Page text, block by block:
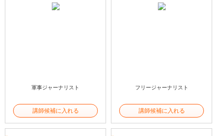
軍事ジャーナリスト
講師候補に入れる
フリージャーナリスト
講師候補に入れる